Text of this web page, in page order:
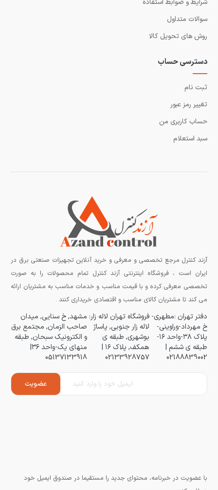
سوالات متداول
روش های تحویل کالا
دسترسی حساب
ثبت نام
تغییر رمز عبور
حساب کاربری من
سبد استعلام
آزند کنترل مرجع تخصصی و معرفی و خرید آنلاین تجهیزات صنعتی برق در
ایران است ، فروشگاه اینترنتی آزند کنترل تمام محصولات را به صورت
تخصصی معرفی کرده و با قیمت مناسب و خدمات مناسب به مشتریان ارائه
می کند تا مشتریان کالای مناسب و اقتصادی خریداری کنند .
دفتر تهران :مطهری-
خ مهرداد-وراوینی-
پلاک ۳۸-واحد ۱۶-
طبقه ی ششم |
02188839002
فروشگاه تهران لاله زار:
لاله زار جنوبی, پاساژ
بوشهری, طبقه ی
همکف, پلاک ۱۶ |
02133928757
مشهد, خ سنایی, میدان
صاحب الزمان, مجتمع برق
و الکترونیک سبحان, طبقه
منهای یک-واحد ۳۶|
05137133918
با عضویت در خبرنامه، محتوای جدید را مستقیما در صندوق ایمیل خود